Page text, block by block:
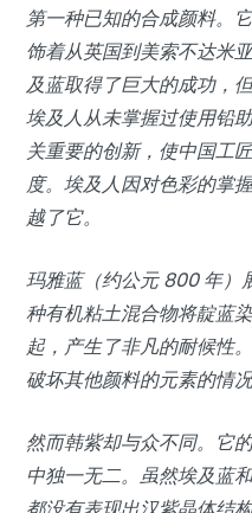
第一种已知的合成颜料。
饰着从英国到美索不达米
及蓝取得了巨大的成功，
埃及人从未掌握过使用铅
关重要的创新，使中国工
度。埃及人因对色彩的掌
越了它。
玛雅蓝（约公元 800 年）
种有机粘土混合物将靛蓝
起，产生了非凡的耐候性
破坏其他颜料的元素的情
然而韩紫却与众不同。它
中独一无二。虽然埃及蓝